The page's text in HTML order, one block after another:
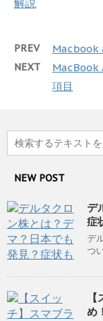
PREV Macbook
NEXT
MacBook
項目
NEW POST
デ
症
デ
つ
め